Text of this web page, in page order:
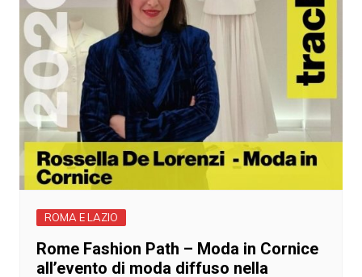
ROMA E LAZIO
Rome Fashion Path – Moda in Cornice
all’evento di moda diffuso nella